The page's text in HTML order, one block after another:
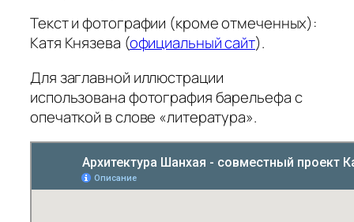
Текст и фотографии (кроме отмеченных):
Катя Князева (официальный сайт).
Для заглавной иллюстрации
использована фотография барельефа с
опечаткой в слове «литература».